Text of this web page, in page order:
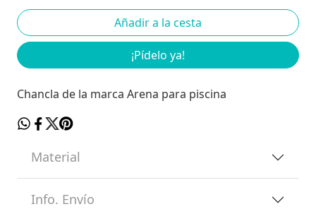
¡Pídelo ya!
Chancla de la marca Arena para piscina
Material
Info. Envío